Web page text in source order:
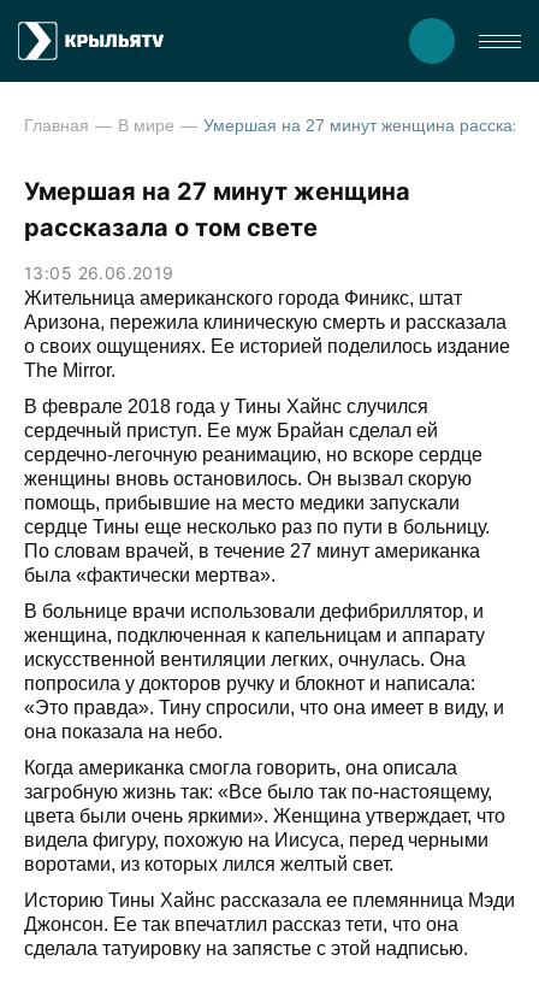
Главная В мире
Умершая на 27 минут женщина
рассказала о том свете
13:05 26.06.2019
Жительница американского города Финикс, штат
Аризона, пережила клиническую смерть и рассказала
о своих ощущениях. Ее историей поделилось издание
The Mirror.
В феврале 2018 года у Тины Хайнс случился
сердечный приступ. Ее муж Брайан сделал ей
сердечно-легочную реанимацию, но вскоре сердце
женщины вновь остановилось. Он вызвал скорую
помощь, прибывшие на место медики запускали
сердце Тины еще несколько раз по пути в больницу.
По словам врачей, в течение 27 минут американка
была «фактически мертва».
В больнице врачи использовали дефибриллятор, и
женщина, подключенная к капельницам и аппарату
искусственной вентиляции легких, очнулась. Она
попросила у докторов ручку и блокнот и написала:
«Это правда». Тину спросили, что она имеет в виду, и
она показала на небо.
Когда американка смогла говорить, она описала
загробную жизнь так: «Все было так по-настоящему,
цвета были очень яркими». Женщина утверждает, что
видела фигуру, похожую на Иисуса, перед черными
воротами, из которых лился желтый свет.
Историю Тины Хайнс рассказала ее племянница Мэди
Джонсон. Ее так впечатлил рассказ тети, что она
сделала татуировку на запястье с этой надписью.